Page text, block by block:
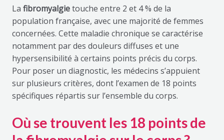
La fibromyalgietouche entre 2 et 4 % de la
population française, avec une majorité de femmes
concernées. Cette maladie chronique se caractérise
notamment par des douleurs diffuses et une
hypersensibilité à certains points précis du corps.
Pour poser un diagnostic, les médecins s’appuient
sur plusieurs critères, dont l’examen de 18 points
spécifiques répartis sur l’ensemble du corps.
Où se trouvent les 18 points de